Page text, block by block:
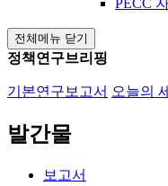
전체메뉴 닫기
정책연구브리핑
기본연구보고서 오늘의
발간물
보고서